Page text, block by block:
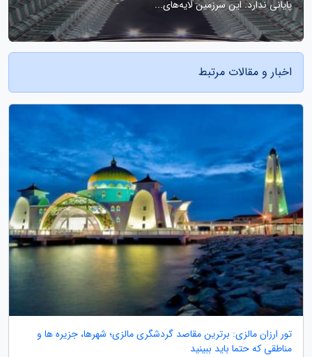
پایانی ندارد. این سرزمین لایه‌های...
اخبار و مقالات مرتبط
تور ارزان مالزی: برترین مقاصد گردشگری مالزی؛ شهرها، جزیره ها و
مناطقی که حتما باید ببینید